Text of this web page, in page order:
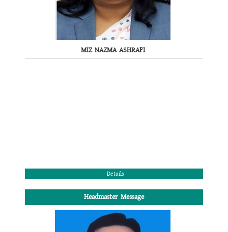
MIZ NAZMA ASHRAFI
Details
Headmaster Message